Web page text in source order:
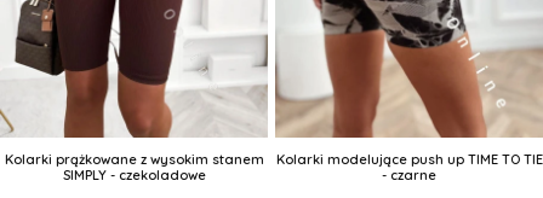
Kolarki prążkowane z wysokim stanem
SIMPLY - czekoladowe
Kolarki modelujące push up TIME TO TIE
- czarne